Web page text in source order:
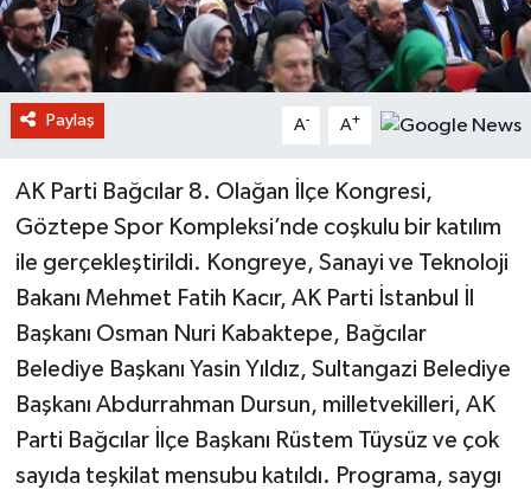
Paylaş A- A+
AK Parti Bağcılar 8. Olağan İlçe Kongresi,
Göztepe Spor Kompleksi’nde coşkulu bir katılım
ile gerçekleştirildi. Kongreye, Sanayi ve Teknoloji
Bakanı Mehmet Fatih Kacır, AK Parti İstanbul İl
Başkanı Osman Nuri Kabaktepe, Bağcılar
Belediye Başkanı Yasin Yıldız, Sultangazi Belediye
Başkanı Abdurrahman Dursun, milletvekilleri, AK
Parti Bağcılar İlçe Başkanı Rüstem Tüysüz ve çok
sayıda teşkilat mensubu katıldı. Programa, saygı